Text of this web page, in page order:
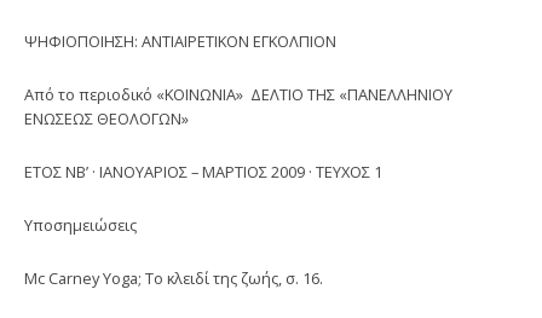
ΨΗΦΙΟΠΟΙΗΣΗ: ΑΝΤΙΑΙΡΕΤΙΚΟΝ ΕΓΚΟΛΠΙΟΝ
Από το περιοδικό «ΚΟΙΝΩΝΙΑ» ΔΕΛΤΙΟ ΤΗΣ «ΠΑΝΕΛΛΗΝΙΟΥ
ΕΝΩΣΕΩΣ ΘΕΟΛΟΓΩΝ»
ΕΤΟΣ ΝΒ’ · ΙΑΝΟΥΑΡΙΟΣ – ΜΑΡΤΙΟΣ 2009 · ΤΕΥΧΟΣ 1
Υποσημειώσεις
Mc Carney Yoga; Το κλειδί της ζωής, σ. 16.